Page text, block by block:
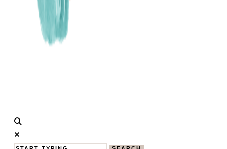
Calistas
MAMABLOG